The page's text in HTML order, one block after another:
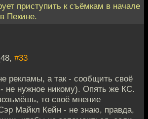
приступить к съёмкам в начале
в Пекине.
#33
рекламы, а так - сообщить своё
не нужное никому). Опять же КС.
то своё мнение
Майкл Кейн - не знаю, правда,